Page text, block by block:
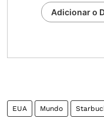
Adicionar o
EUA Mundo